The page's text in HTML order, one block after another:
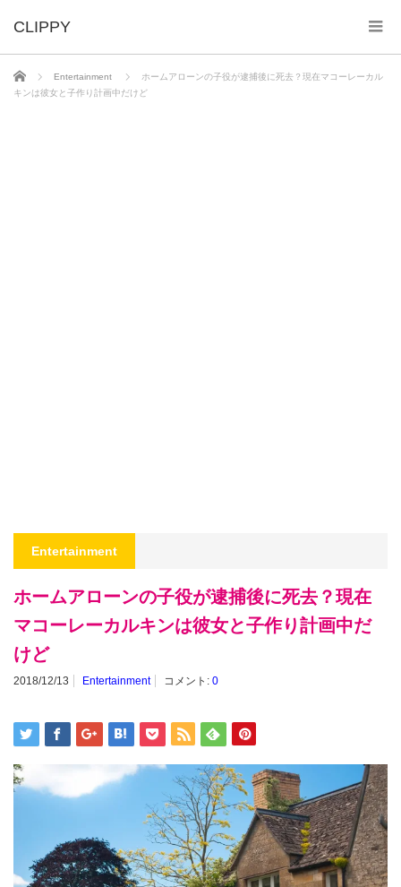
ホーム Entertainment
ホームアローンの子役が逮捕後に死去？現在マコーレーカル
キンは彼女と子作り計画中だけど
Entertainment
ホームアローンの子役が逮捕後に死去？現在
マコーレーカルキンは彼女と子作り計画中だ
けど
2018/12/13 Entertainment コメント: 0